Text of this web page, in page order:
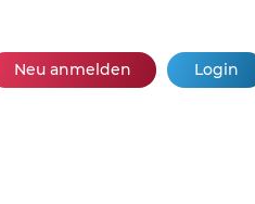
Neu anmelden Login